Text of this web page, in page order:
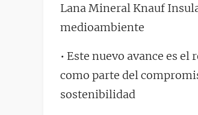
Lana Mineral Knauf
medioambiente
• Este nuevo avance es
como parte del
sostenibilidad